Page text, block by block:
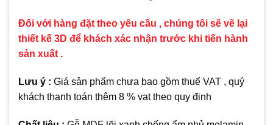
Đối với hàng đặt theo yêu cầu , chúng tôi sẽ vẽ lại
thiết kế 3D để khách xác nhận trước khi tiến hành
sản xuất .
Lưu ý : Giá sản phẩm chưa bao gồm thuế VAT , quý
khách thanh toán thêm 8 % vat theo quy định